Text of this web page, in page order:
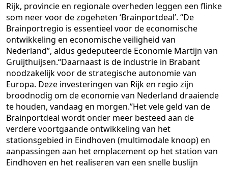
Rijk, provincie en regionale overheden leggen een flinke
som neer voor de zogeheten ‘Brainportdeal’. “De
Brainportregio is essentieel voor de economische
ontwikkeling en economische veiligheid van
Nederland”, aldus gedeputeerde Economie Martijn van
Gruijthuijsen.“Daarnaast is de industrie in Brabant
noodzakelijk voor de strategische autonomie van
Europa. Deze investeringen van Rijk en regio zijn
broodnodig om de economie van Nederland draaiende
te houden, vandaag en morgen.”Het vele geld van de
Brainportdeal wordt onder meer besteed aan de
verdere voortgaande ontwikkeling van het
stationsgebied in Eindhoven (multimodale knoop) en
aanpassingen aan het emplacement op het station van
Eindhoven en het realiseren van een snelle buslijn